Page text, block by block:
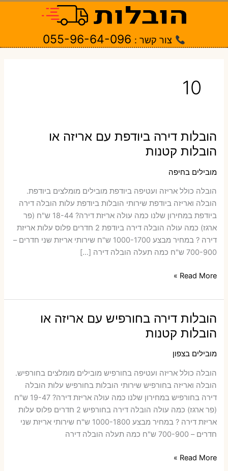
צור קשר : 055-96-64-096
10
הובלות דירה ביודפת עם אריזה או
הובלות קטנות
מובילים בחיפה
הובלה כולל אריזה ועטיפה ביודפת ‫מובילים מומלצים ביודפת.
הובלה ואריזה ביודפת שירותי הובלות ביודפת עלות הובלה דירה
ביודפת במחירון שלנו כמה עולה אריזת דירה​? 18-44 ש"ח (פר
ארגז) כמה עולה הובלה דירה ביודפת 2 חדרים פלוס עלות אריזת
דירה ? במחיר מבצע 1000-1700 ש"ח שירותי אריזת שני חדרים –
700-900 ש"ח כמה תעלה הובלה דירה […]
הובלות
ביודפת
אריזה
או
הובלות
Read More »
הובלות דירה בחורפיש עם אריזה או
הובלות קטנות
מובילים בצפון
הובלה כולל אריזה ועטיפה בחורפיש ‫מובילים מומלצים בחורפיש.
הובלה ואריזה בחורפיש שירותי הובלות בחורפיש עלות הובלה
דירה בחורפיש במחירון שלנו כמה עולה אריזת דירה​? 19-47 ש"ח
(פר ארגז) כמה עולה הובלה דירה בחורפיש 2 חדרים פלוס עלות
אריזת דירה ? במחיר מבצע 1000-1800 ש"ח שירותי אריזת שני
חדרים – 700-900 ש"ח כמה תעלה הובלה דירה
הובלות
Read More »